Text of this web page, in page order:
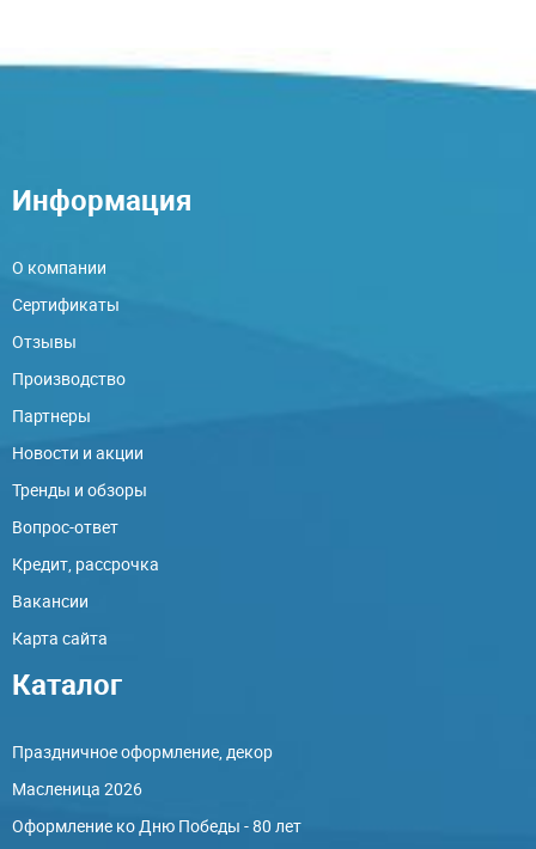
Информация
О компании
Сертификаты
Отзывы
Производство
Партнеры
Новости и акции
Тренды и обзоры
Вопрос-ответ
Кредит, рассрочка
Вакансии
Карта сайта
Каталог
Праздничное оформление, декор
Масленица 2026
Оформление ко Дню Победы - 80 лет